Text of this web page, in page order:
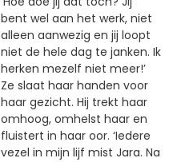
bent wel aan het werk, niet
alleen aanwezig en jij loopt
niet de hele dag te janken. Ik
herken mezelf niet meer!’
Ze slaat haar handen voor
haar gezicht. Hij trekt haar
omhoog, omhelst haar en
fluistert in haar oor. ‘Iedere
vezel in mijn lijf mist Jara. Na